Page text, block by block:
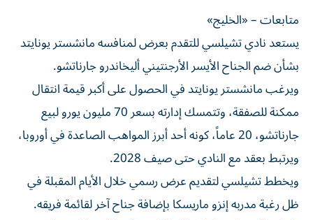
متابعات – «الخليج»
يستعد نادي تشيلسي للتقدم بعرض لمنافسه مانشستر يونايتد
بشأن ضم الجناح الأيسر الأرجنتيني أليخاندرو جارناتشو.
ويرغب مانشستر يونايتد في الحصول على أكبر قيمة انتقال
ممكنة للصفقة، وتتمسك إدارته بسعر 70 مليون يورو لبيع
جارناتشو، 20 عاماً، كونه أحد أبرز المواهب الصاعدة في أوروبا،
ويرتبط بعقد مع النادي حتى صيف 2028.
ويخطط تشيلسي لتقديم عرض رسمي خلال الأيام المقبلة في
ظل رغبة مدربه إنزو ماريسكا بإضافة جناح آخر لقائمة فريقه.